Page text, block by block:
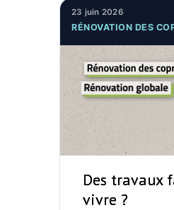
23 juin 2026
RÉNOVATION DES
Des travaux
vivre ?